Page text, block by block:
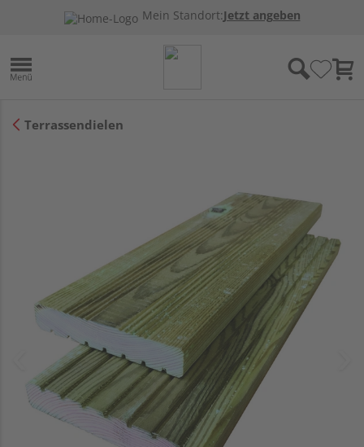
Mein Standort:Jetzt angeben
Terrassendielen